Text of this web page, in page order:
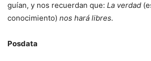
guían, y nos recuerdan que: La verdad
conocimiento) nos hará libres.
Posdata